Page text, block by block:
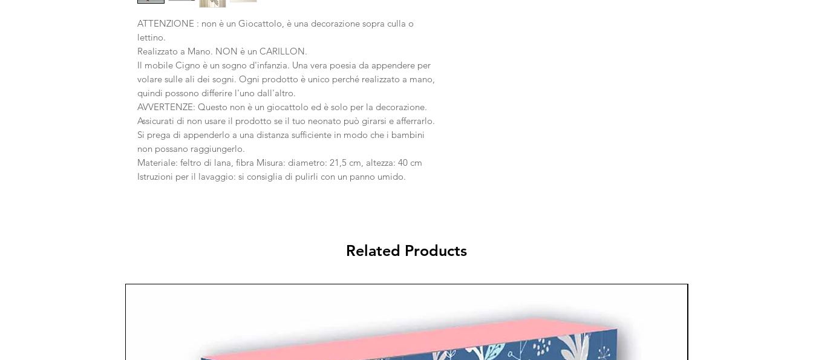
ATTENZIONE : non è un Giocattolo, è una decorazione sopra culla o
lettino.
Realizzato a Mano. NON è un CARILLON.
Il mobile Cigno è un sogno d'infanzia. Una vera poesia da appendere per
volare sulle ali dei sogni. Ogni prodotto è unico perché realizzato a mano,
quindi possono differire l'uno dall'altro.
AVVERTENZE: Questo non è un giocattolo ed è solo per la decorazione.
Assicurati di non usare il prodotto se il tuo neonato può girarsi e afferrarlo.
Si prega di appenderlo a una distanza sufficiente in modo che i bambini
non possano raggiungerlo.
Materiale: feltro di lana, fibra Misura: diametro: 21,5 cm, altezza: 40 cm
Istruzioni per il lavaggio: si consiglia di pulirli con un panno umido.
Related Products